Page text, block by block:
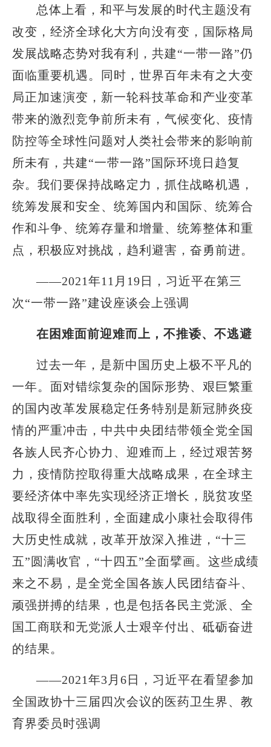
总体上看，和平与发展的时代主题没有
改变，经济全球化大方向没有变，国际格局
发展战略态势对我有利，共建“一带一路”仍
面临重要机遇。同时，世界百年未有之大变
局正加速演变，新一轮科技革命和产业变革
带来的激烈竞争前所未有，气候变化、疫情
防控等全球性问题对人类社会带来的影响前
所未有，共建“一带一路”国际环境日趋复
杂。我们要保持战略定力，抓住战略机遇，
统筹发展和安全、统筹国内和国际、统筹合
作和斗争、统筹存量和增量、统筹整体和重
点，积极应对挑战，趋利避害，奋勇前进。
——2021年11月19日，习近平在第三
次“一带一路”建设座谈会上强调
在困难面前迎难而上，不推诿、不逃避
过去一年，是新中国历史上极不平凡的
一年。面对错综复杂的国际形势、艰巨繁重
的国内改革发展稳定任务特别是新冠肺炎疫
情的严重冲击，中共中央团结带领全党全国
各族人民齐心协力、迎难而上，经过艰苦努
力，疫情防控取得重大战略成果，在全球主
要经济体中率先实现经济正增长，脱贫攻坚
战取得全面胜利，全面建成小康社会取得伟
大历史性成就，改革开放深入推进，“十三
五”圆满收官，“十四五”全面擘画。这些成绩
来之不易，是全党全国各族人民团结奋斗、
顽强拼搏的结果，也是包括各民主党派、全
国工商联和无党派人士艰辛付出、砥砺奋进
的结果。
——2021年3月6日，习近平在看望参加
全国政协十三届四次会议的医药卫生界、教
育界委员时强调